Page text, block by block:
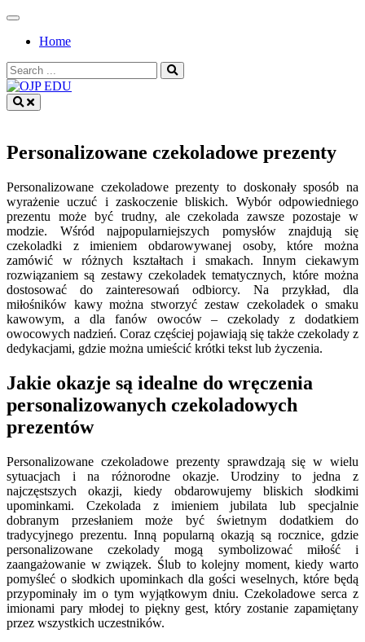
Skip
contentHome
Search
for:
Personalizowane czekoladowe prezenty
Personalizowane czekoladowe prezenty to doskonały sposób na
wyrażenie uczuć i zaskoczenie bliskich. Wybór odpowiedniego
prezentu może być trudny, ale czekolada zawsze pozostaje w
modzie. Wśród najpopularniejszych pomysłów znajdują się
czekoladki z imieniem obdarowywanej osoby, które można
zamówić w różnych kształtach i smakach. Innym ciekawym
rozwiązaniem są zestawy czekoladek tematycznych, które można
dostosować do zainteresowań odbiorcy. Na przykład, dla
miłośników kawy można stworzyć zestaw czekoladek o smaku
kawowym, a dla fanów owoców – czekolady z dodatkiem
owocowych nadzień. Coraz częściej pojawiają się także czekolady z
dedykacjami, gdzie można umieścić krótki tekst lub życzenia.
Jakie okazje są idealne do wręczenia
personalizowanych czekoladowych
prezentów
Personalizowane czekoladowe prezenty sprawdzają się w wielu
sytuacjach i na różnorodne okazje. Urodziny to jedna z
najczęstszych okazji, kiedy obdarowujemy bliskich słodkimi
upominkami. Czekolada z imieniem jubilata lub specjalnie
dobranym przesłaniem może być świetnym dodatkiem do
tradycyjnego prezentu. Inną popularną okazją są rocznice, gdzie
personalizowane czekolady mogą symbolizować miłość i
zaangażowanie w związek. Ślub to kolejny moment, kiedy warto
pomyśleć o słodkich upominkach dla gości weselnych, które będą
przypominały im o tym wyjątkowym dniu. Czekoladowe serca z
imionami pary młodej to piękny gest, który zostanie zapamiętany
przez wszystkich uczestników.